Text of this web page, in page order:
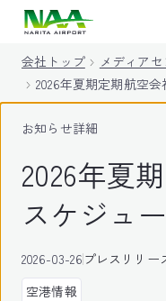
会社トップ メディア
2026年夏期定期航空
お知らせ詳細
2026年夏
スケジュ
2026-03-26プレスリリー
空港情報